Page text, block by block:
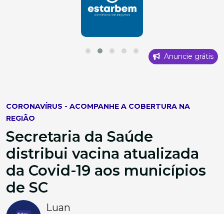
Anuncie grátis
CORONAVÍRUS - ACOMPANHE A COBERTURA NA
REGIÃO
Secretaria da Saúde
distribui vacina atualizada
da Covid-19 aos municípios
de SC
Luan